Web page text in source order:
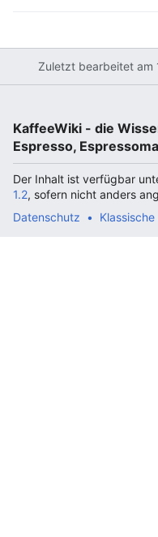
Zuletzt bearbeitet am
KaffeeWiki - die
Espresso,
Der Inhalt ist verfügbar
1.2, sofern nicht anders
Datenschutz